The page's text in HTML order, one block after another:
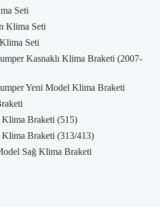
Seti
Klima Seti
Seti
Kasnaklı Klima Braketi (2007-
Yeni Model Klima Braketi
Klima Braketi (515)
Klima Braketi (313/413)
Sağ Klima Braketi